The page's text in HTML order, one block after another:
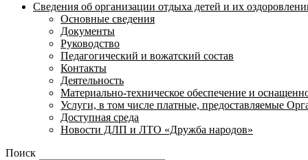
Сведения об организации отдыха детей и их
Основные сведения
Документы
Руководство
Педагогический и вожатский состав
Контакты
Деятельность
Материально-техническое обеспечение и
Услуги, в том числе платные, предоставляемые
Доступная среда
Новости ДЛП и ЛТО «Дружба народов»
Поиск